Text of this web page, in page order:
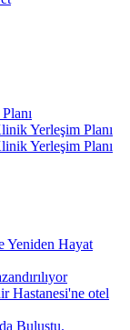
Yerleşim Planı
Yerleşim Planı
Yeniden Hayat
Hastanesi'ne otel
Buluştu.